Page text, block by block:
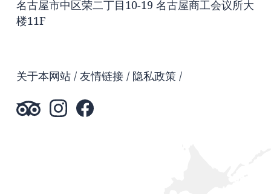
名古屋市中区荣二丁目10-19 名古屋商工会议所大
楼11F
关于本网站 友情链接 隐私政策